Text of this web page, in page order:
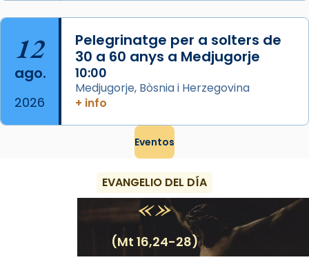
12
ago.
2026
Pelegrinatge per a solters de
30 a 60 anys a Medjugorje
10:00
Medjugorje, Bòsnia i Herzegovina
+ info
Eventos
EVANGELIO DEL DÍA
(Mt 16,24-28)